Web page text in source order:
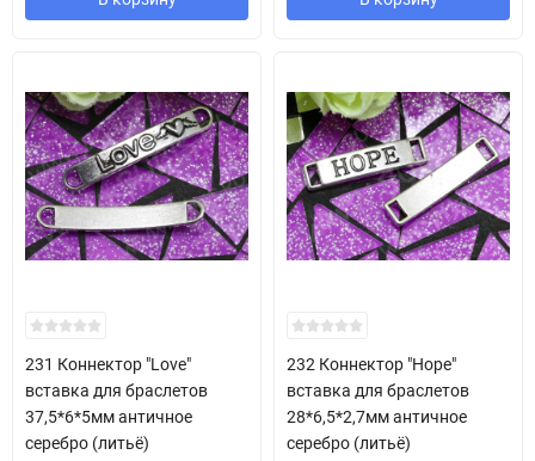
231 Коннектор "Love"
вставка для браслетов
37,5*6*5мм античное
серебро (литьё)
232 Коннектор "Hope"
вставка для браслетов
28*6,5*2,7мм античное
серебро (литьё)